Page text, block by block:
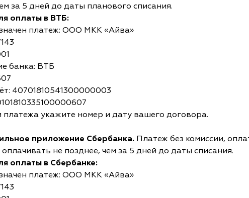
за 5 дней до даты планового списания.
оплаты в ВТБ:
платеж: ООО МКК «Айва»
банка: ВТБ
40701810541300000003
платежа укажите номер и дату вашего договора.
приложение Сбербанка. Платеж без комиссии,
не позднее, чем за 5 дней до даты списания.
оплаты в Сбербанке:
платеж: ООО МКК «Айва»